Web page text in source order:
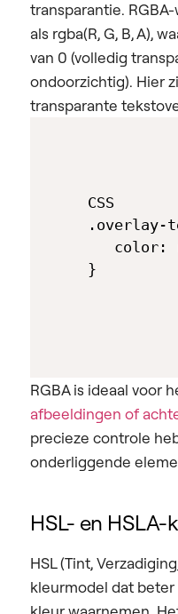
transparantie.
als rgba(R, G, B, A),
van 0 (volledig
ondoorzichtig). Hier
transparante
CSS
.overlay-
color:
}
RGBA is ideaal voor
afbeeldingen of
precieze controle
onderliggende
HSL- en HSLA-
HSL (Tint,
kleurmodel dat